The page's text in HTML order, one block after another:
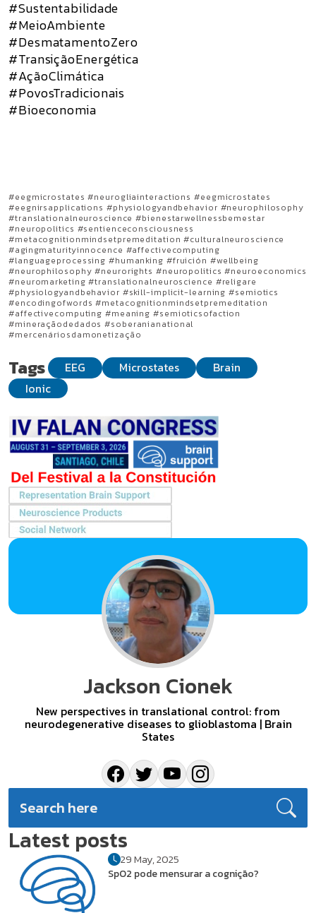
#Sustentabilidade
#MeioAmbiente
#DesmatamentoZero
#TransiçãoEnergética
#AçãoClimática
#PovosTradicionais
#Bioeconomia
#eegmicrostates #neurogliainteractions #eegmicrostates
#eegnirsapplications #physiologyandbehavior #neurophilosophy
#translationalneuroscience #bienestarwellnessbemestar
#neuropolitics #sentienceconsciousness
#metacognitionmindsetpremeditation #culturalneuroscience
#agingmaturityinnocence #affectivecomputing
#languageprocessing #humanking #fruición #wellbeing
#neurophilosophy #neurorights #neuropolitics #neuroeconomics
#neuromarketing #translationalneuroscience #religare
#physiologyandbehavior #skill-implicit-learning #semiotics
#encodingofwords #metacognitionmindsetpremeditation
#affectivecomputing #meaning #semioticsofaction
#mineraçãodedados #soberanianational
#mercenáriosdamonetização
Tags EEG Microstates
Brain
Ionic
Jackson Cionek
New perspectives in translational control: from
neurodegenerative diseases to glioblastoma | Brain
States
Latest posts
29 May, 2025
SpO2 pode mensurar a cognição?